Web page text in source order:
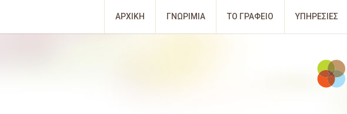
ΑΡΧΙΚΗ ΓΝΩΡΙΜΙΑ ΤΟ ΓΡΑΦΕΙΟ ΥΠΗΡΕΣΙΕΣ